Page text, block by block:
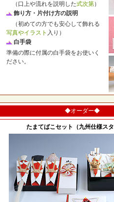
（口上や流れを説明した式次第）
飾り方・片付け方の説明
（初めての方でも安心して飾れる
写真やイラスト 入り）
白手袋
準備の際に付属の白手袋をお使いく
ださい。
◆オーダー◆
たまてばこセット（九州仕様ス